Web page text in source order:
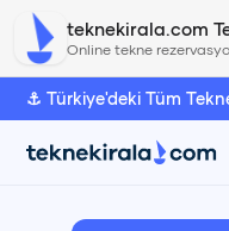
teknekirala.com
Online tekne
⚓ Türkiye'deki Tüm